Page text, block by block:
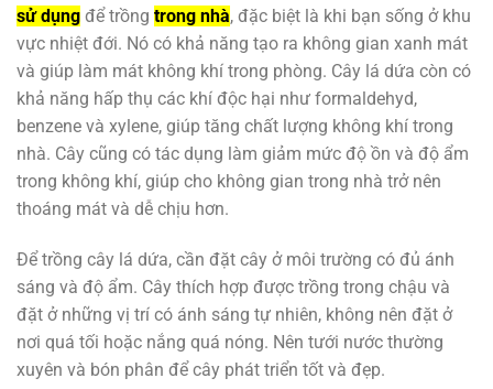
sử dụng để trồng trong nhà, đặc biệt là khi bạn sống ở khu
vực nhiệt đới. Nó có khả năng tạo ra không gian xanh mát
và giúp làm mát không khí trong phòng. Cây lá dứa còn có
khả năng hấp thụ các khí độc hại như formaldehyd,
benzene và xylene, giúp tăng chất lượng không khí trong
nhà. Cây cũng có tác dụng làm giảm mức độ ồn và độ ẩm
trong không khí, giúp cho không gian trong nhà trở nên
thoáng mát và dễ chịu hơn.
Để trồng cây lá dứa, cần đặt cây ở môi trường có đủ ánh
sáng và độ ẩm. Cây thích hợp được trồng trong chậu và
đặt ở những vị trí có ánh sáng tự nhiên, không nên đặt ở
nơi quá tối hoặc nắng quá nóng. Nên tưới nước thường
xuyên và bón phân để cây phát triển tốt và đẹp.